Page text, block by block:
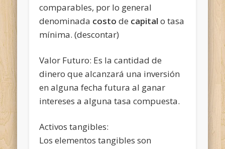
comparables, por lo general
denominada costo de capital o tasa
mínima. (descontar)
Valor Futuro: Es la cantidad de
dinero que alcanzará una inversión
en alguna fecha futura al ganar
intereses a alguna tasa compuesta.
Activos tangibles:
Los elementos tangibles son